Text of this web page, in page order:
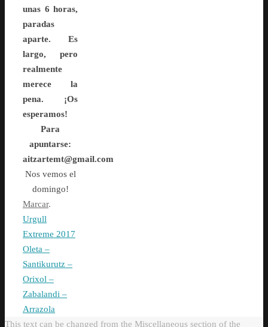
unas 6 horas,
paradas
aparte. Es
largo, pero
realmente
merece la
pena. ¡Os
esperamos!
Para
apuntarse:
aitzartemt@gmail.com
Nos vemos el
domingo!
Marcar.
Urgull
Extreme 2017
Oleta –
Santikurutz –
Orixol –
Zabalandi –
Arrazola
This text can be changed from the Miscellaneous section of the